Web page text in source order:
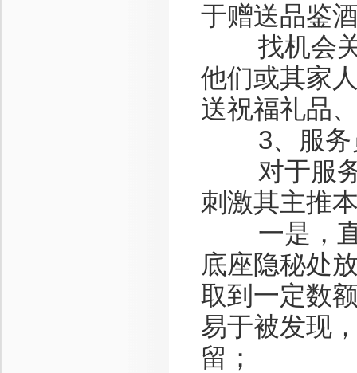
于赠送品鉴
找机会关
他们或其家
送祝福礼品
3、服务
对于服务
刺激其主推
一是，直
底座隐秘处
取到一定数
易于被发现
留；